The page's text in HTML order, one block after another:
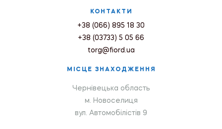
КОНТАКТИ
+38 (066) 895 18 30
+38 (03733) 5 05 66
torg@fiord.ua
МІСЦЕ ЗНАХОДЖЕННЯ
Чернівецька область
м. Новоселиця
вул. Автомобілістів 9